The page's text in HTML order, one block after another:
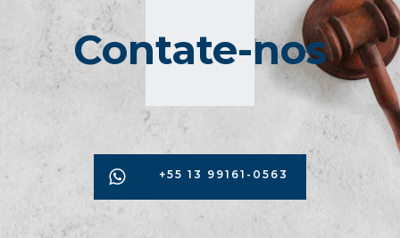
Contate-nos
+55 13 99161-0563